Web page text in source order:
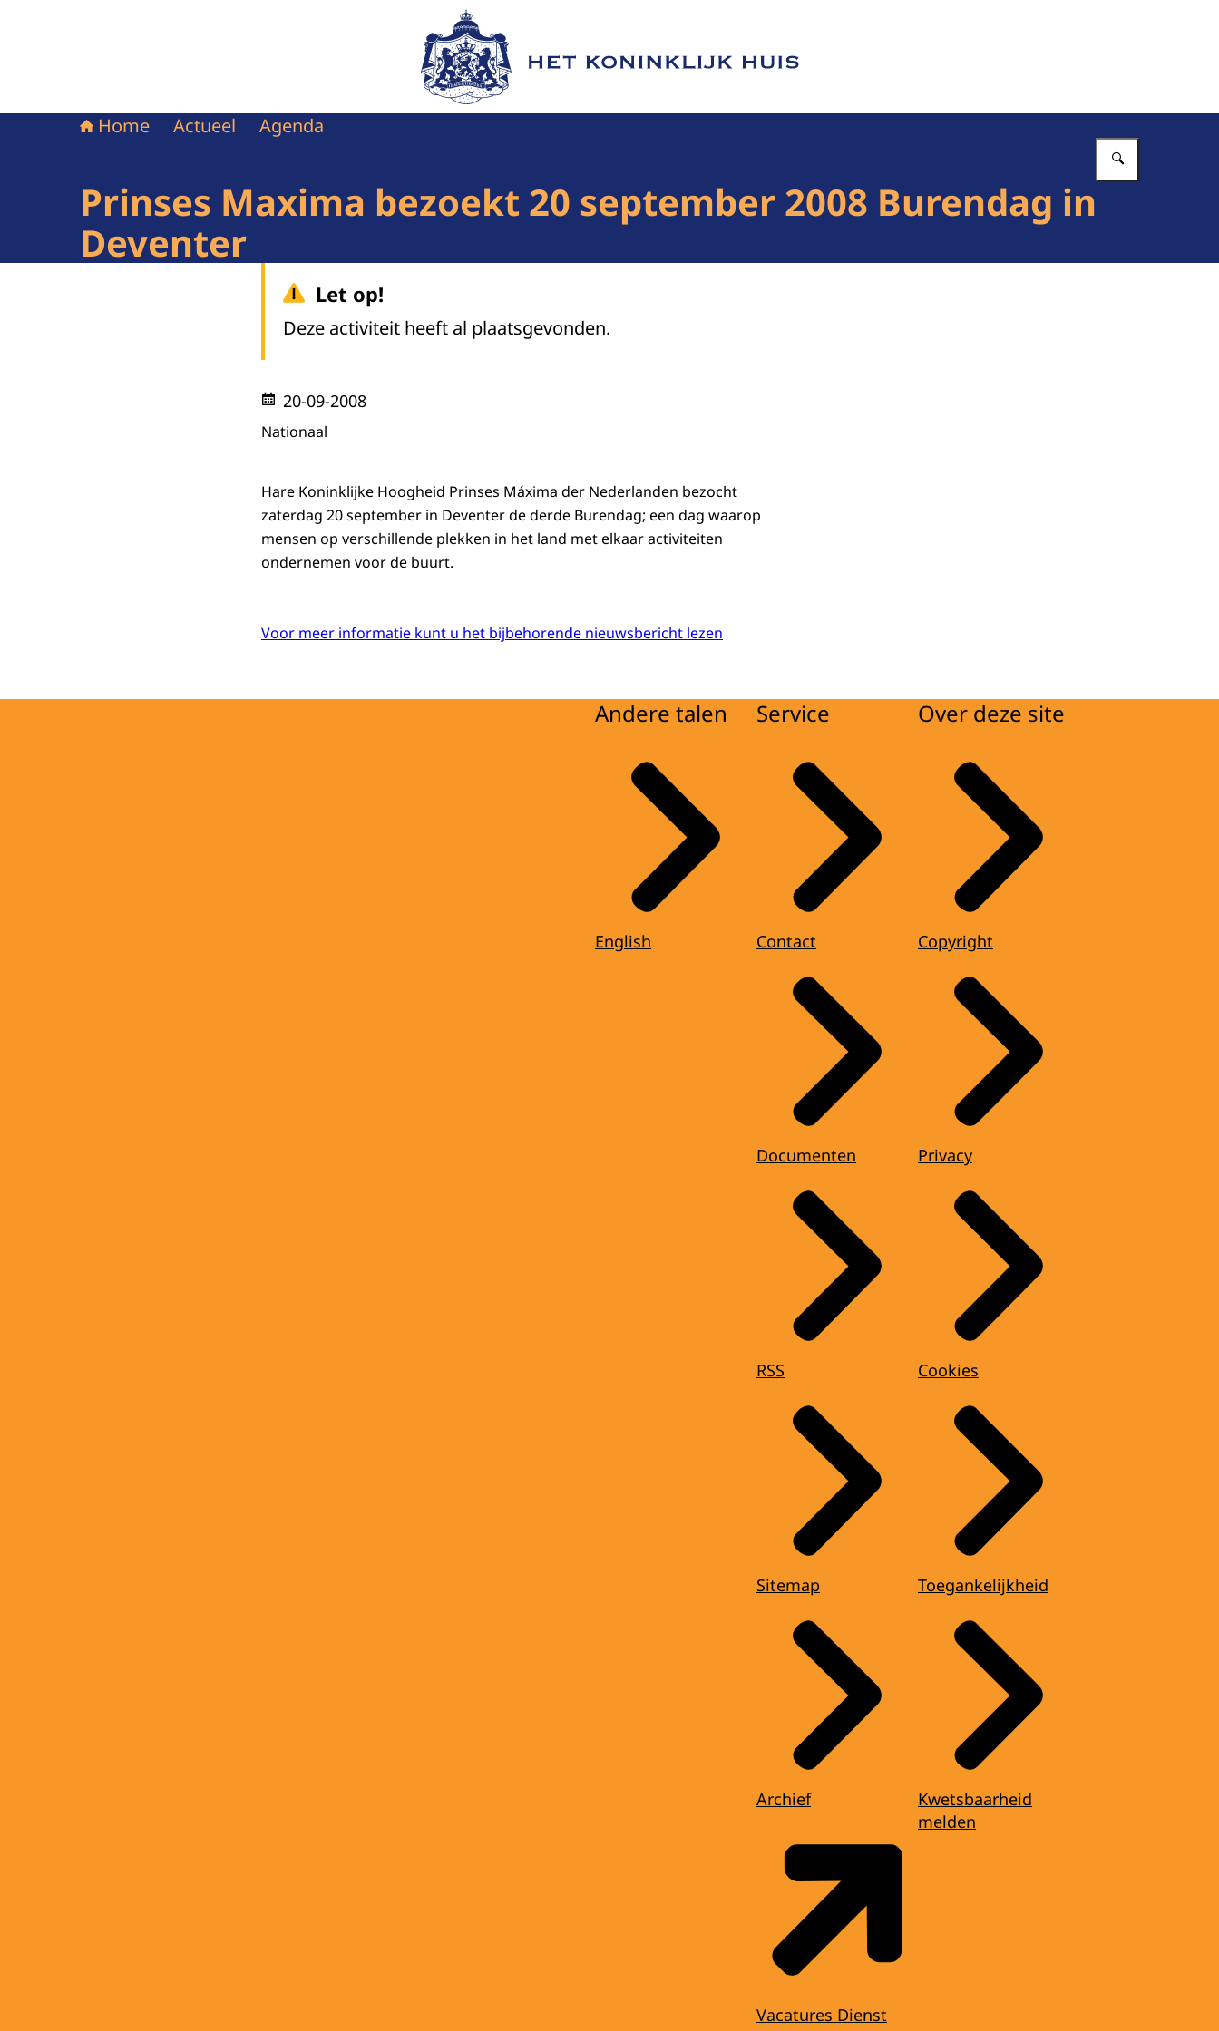
Naar de homepage van Het Koninklijk Huis
Home Actueel Agenda
Prinses Maxima bezoekt 20 september 2008 Burendag in
Deventer
Let op!
Deze activiteit heeft al plaatsgevonden.
20-09-2008
Nationaal
Hare Koninklijke Hoogheid Prinses Máxima der Nederlanden bezocht
zaterdag 20 september in Deventer de derde Burendag; een dag waarop
mensen op verschillende plekken in het land met elkaar activiteiten
ondernemen voor de buurt.
Voor meer informatie kunt u het bijbehorende nieuwsbericht lezen
Andere talen
English
Service
Contact
Documenten
RSS
Sitemap
Archief
Vacatures Dienst
Over deze site
Copyright
Privacy
Cookies
Toegankelijkheid
Kwetsbaarheid
melden